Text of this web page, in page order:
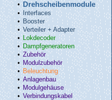
• Drehscheibenmodule
• Interfaces
• Booster
• Verteiler + Adapter
• Lokdecoder
• Dampfgeneratoren
•Zubehör
• Modulzubehör
• Beleuchtung
•Anlagenbau
• Modulgehäuse
• Verbindungskabel